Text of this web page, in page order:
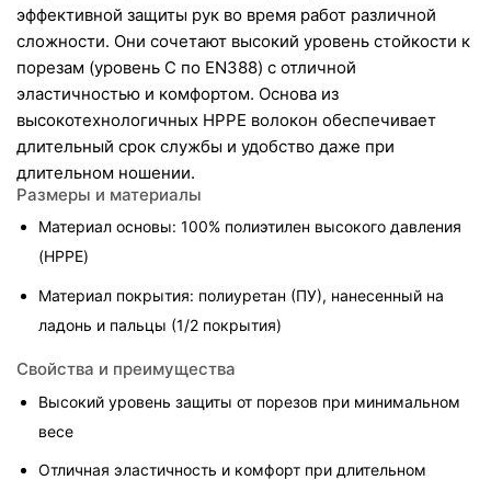
эффективной защиты рук во время работ различной
сложности. Они сочетают высокий уровень стойкости к
порезам (уровень C по EN388) с отличной
эластичностью и комфортом. Основа из
высокотехнологичных HPPE волокон обеспечивает
длительный срок службы и удобство даже при
длительном ношении.
Размеры и материалы
Материал основы: 100% полиэтилен высокого давления
(HPPE)
Материал покрытия: полиуретан (ПУ), нанесенный на
ладонь и пальцы (1/2 покрытия)
Свойства и преимущества
Высокий уровень защиты от порезов при минимальном
весе
Отличная эластичность и комфорт при длительном